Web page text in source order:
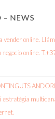
NEWS
vender online.
online.
estratègia